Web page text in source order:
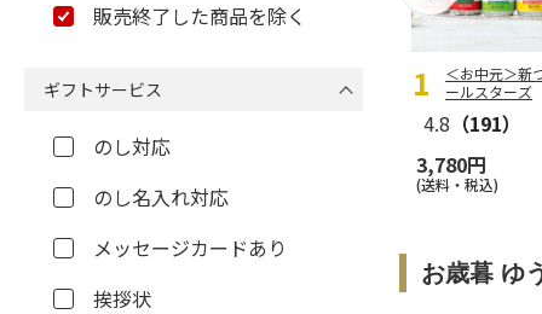
＜お中元＞新
ールスターズ
4.8 （191）
3,780円
(送料・税込)
お歳暮 ゆ
販売終了した商品を除く
ギフトサービス
のし対応
のし名入れ対応
メッセージカードあり
挨拶状